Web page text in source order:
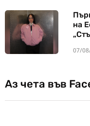
на
07/
Аз чета във